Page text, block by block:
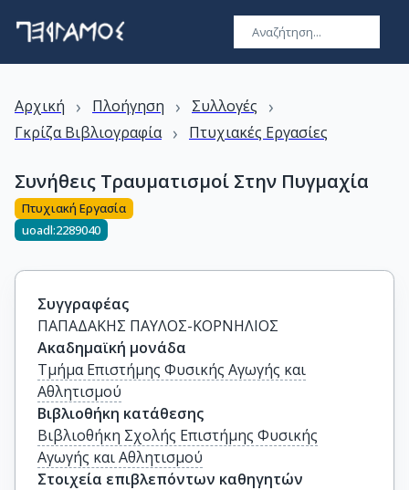
Αρχική › Πλοήγηση › Συλλογές ›
Γκρίζα Βιβλιογραφία › Πτυχιακές Εργασίες
Συνήθεις Τραυματισμοί Στην Πυγμαχία
Πτυχιακή Εργασία
uoadl:2289040
Συγγραφέας
ΠΑΠΑΔΑΚΗΣ ΠΑΥΛΟΣ-ΚΟΡΝΗΛΙΟΣ
Ακαδημαϊκή μονάδα
Τμήμα Επιστήμης Φυσικής Αγωγής και
Αθλητισμού
Βιβλιοθήκη κατάθεσης
Βιβλιοθήκη Σχολής Επιστήμης Φυσικής
Αγωγής και Αθλητισμού
Στοιχεία επιβλεπόντων καθηγητών